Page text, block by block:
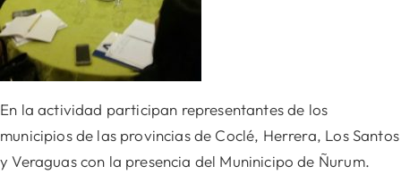
En la actividad participan representantes de los
municipios de las provincias de Coclé, Herrera, Los Santos
y Veraguas con la presencia del Muninicipo de Ñurum.